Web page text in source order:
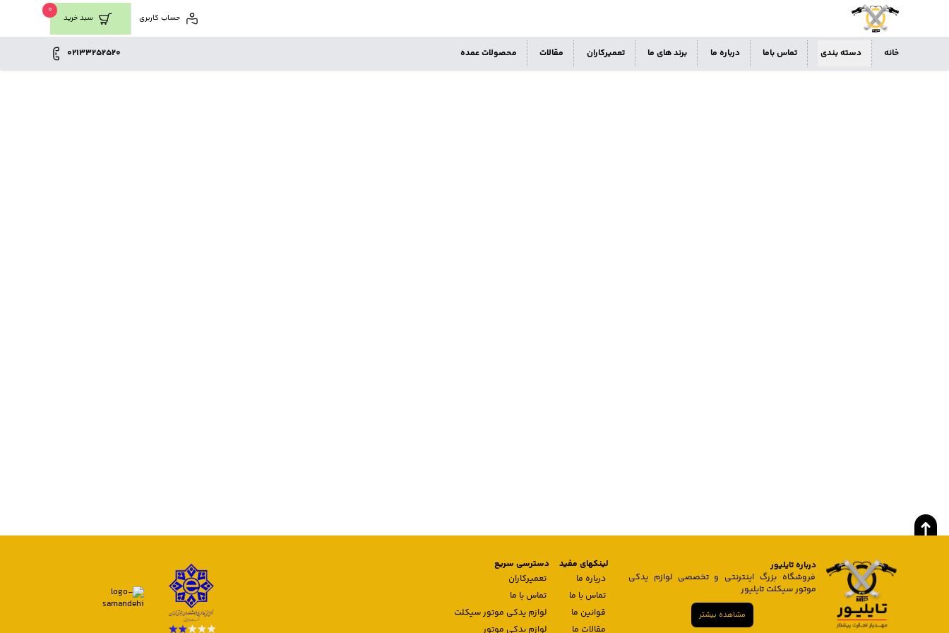
سبد خرید
0
حساب کاربری
خانه دسته بندی تماس باما درباره ما برند های ما تعمیرکاران مقالات محصولات عمده 02133252520
درباره تایلیور
فروشگاه بزرگ اینترنتی و تخصصی لوازم یدکی
موتور سیکلت تایلیور
مشاهده بیشتر
لینکهای مفید
درباره ما
تماس با ما
قوانین ما
مقالات ما
دسترسی سریع
تعمیرکاران
تماس با ما
لوازم یدکی موتور سیکلت
لوازم یدکی موتور